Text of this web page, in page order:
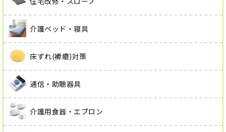
介護ベッド・寝具
床ずれ(褥瘡)対策
通信・助聴器具
介護用食器・エプロン